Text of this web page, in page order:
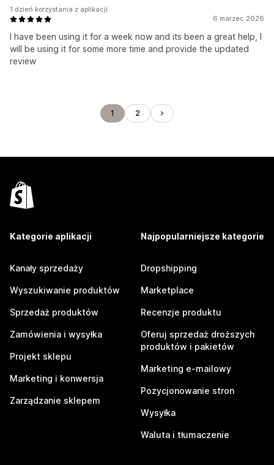
6 marzec 2026
I have been using it for a week now and its been a great help, I
will be using it for some more time and provide the updated
review
1 dzień korzystania z aplikacji
1 2
Kategorie aplikacji
Kanały sprzedaży
Wyszukiwanie produktów
Sprzedaż produktów
Zamówienia i wysyłka
Projekt sklepu
Marketing i konwersja
Zarządzanie sklepem
Najpopularniejsze kategorie
Dropshipping
Marketplace
Recenzje produktu
Oferuj sprzedaż droższych
produktów i pakietów
Marketing e-mailowy
Pozycjonowanie stron
Wysyłka
Waluta i tłumaczenie